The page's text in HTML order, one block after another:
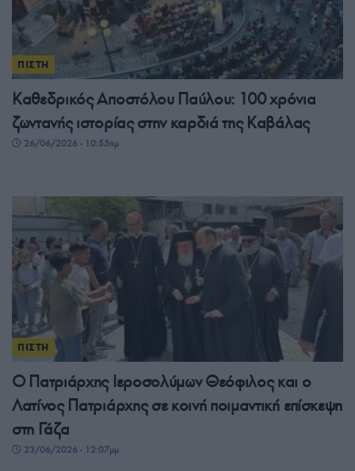
ΠΙΣΤΗ
Καθεδρικός Αποστόλου Παύλου: 100 χρόνια
ζωντανής ιστορίας στην καρδιά της Καβάλας
26/06/2026 - 10:55πμ
ΠΙΣΤΗ
Ο Πατριάρχης Ιεροσολύμων Θεόφιλος και ο
Λατίνος Πατριάρχης σε κοινή ποιμαντική επίσκεψη
στη Γάζα
23/06/2026 - 12:07μμ